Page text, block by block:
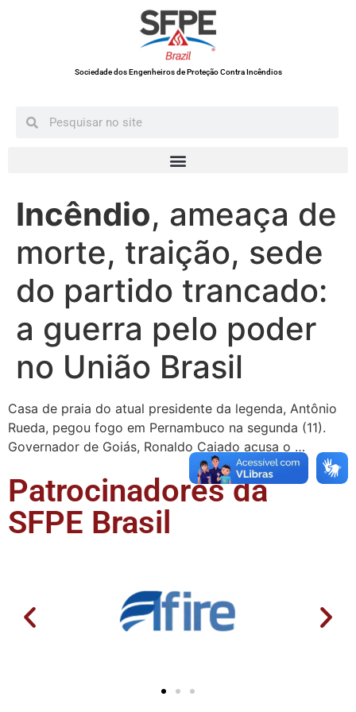
Sociedade dos Engenheiros de Proteção Contra Incêndios
Incêndio, ameaça de
morte, traição, sede
do partido trancado:
a guerra pelo poder
no União Brasil
Casa de praia do atual presidente da legenda, Antônio
Rueda, pegou fogo em Pernambuco na segunda (11).
Governador de Goiás, Ronaldo Caiado acusa o …
Patrocinadores da
SFPE Brasil